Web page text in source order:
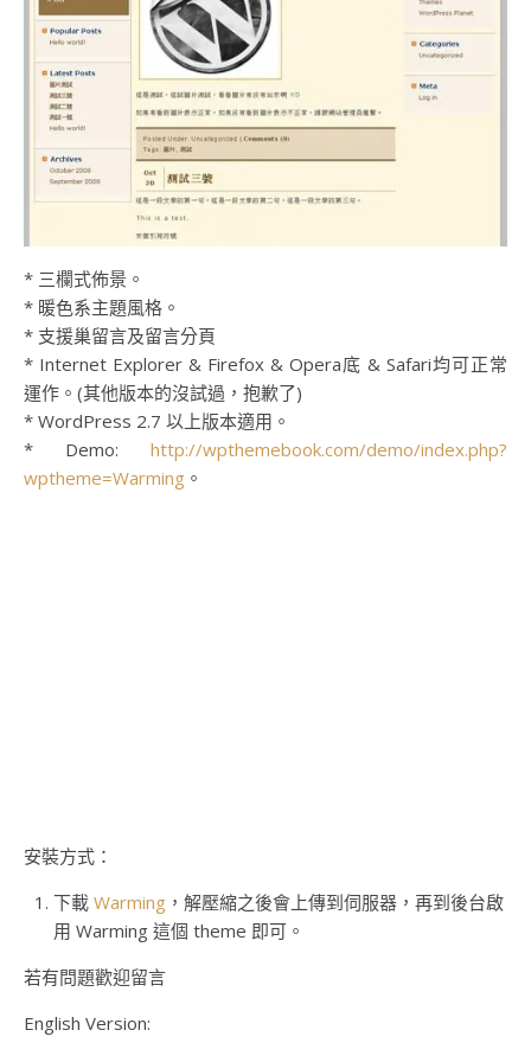
* 三欄式佈景。
* 暖色系主題風格。
* 支援巢留言及留言分頁
* Internet Explorer & Firefox & Opera底 & Safari均可正常
運作。(其他版本的沒試過，抱歉了)
* WordPress 2.7 以上版本適用。
* Demo: http://wpthemebook.com/demo/index.php?
wptheme=Warming 。
安裝方式：
下載 Warming ，解壓縮之後會上傳到伺服器，再到後台啟
用 Warming 這個 theme 即可。
若有問題歡迎留言
English Version: